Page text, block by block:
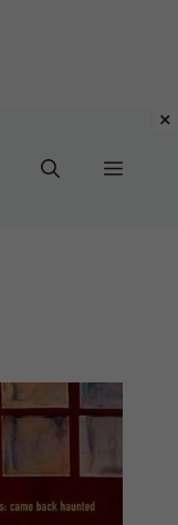
Menu